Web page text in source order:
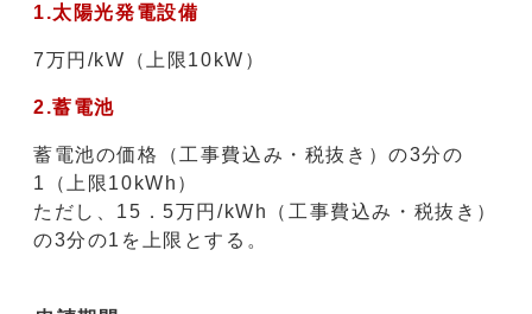
1.太陽光発電設備
7万円/kW（上限10kW）
2.蓄電池
蓄電池の価格（工事費込み・税抜き）の3分の
1（上限10kWh）
ただし、15．5万円/kWh（工事費込み・税抜き）
の3分の1を上限とする。